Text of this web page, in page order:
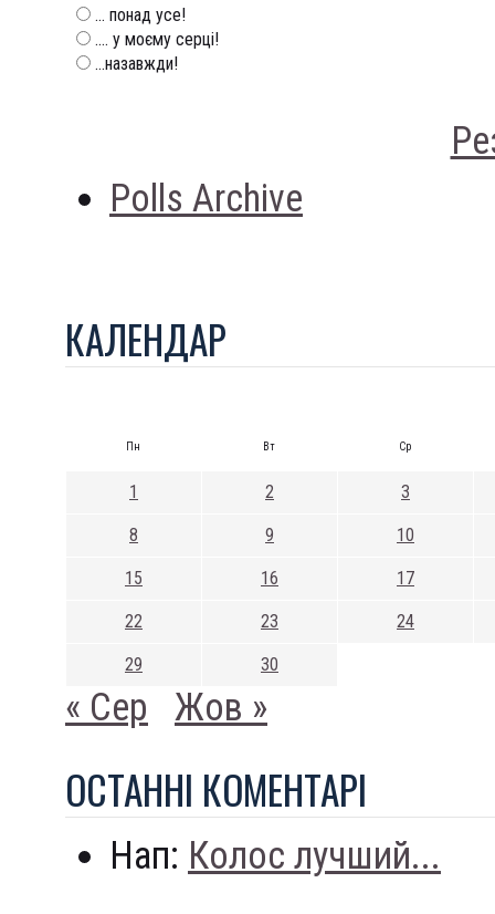
... понад усе!
.... у моєму серці!
...назавжди!
Polls Archive
КАЛЕНДАР
Пн Вт Ср
1 2 3
8 9 10
15 16 17
22 23 24
29 30
« Сер Жов »
ОСТАННI КОМЕНТАРI
Нап: Колос лучший...